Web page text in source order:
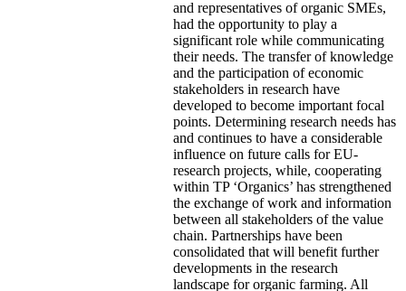
and representatives of organic SMEs,
had the opportunity to play a
significant role while communicating
their needs. The transfer of knowledge
and the participation of economic
stakeholders in research have
developed to become important focal
points. Determining research needs has
and continues to have a considerable
influence on future calls for EU-
research projects, while, cooperating
within TP ‘Organics’ has strengthened
the exchange of work and information
between all stakeholders of the value
chain. Partnerships have been
consolidated that will benefit further
developments in the research
landscape for organic farming. All